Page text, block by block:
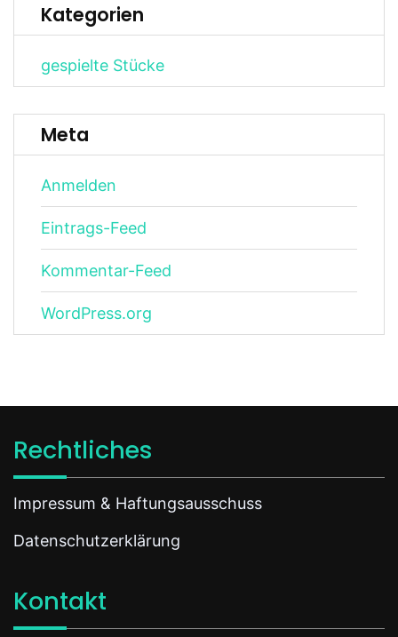
Kategorien
gespielte Stücke
Meta
Anmelden
Eintrags-Feed
Kommentar-Feed
WordPress.org
Rechtliches
Impressum & Haftungsausschuss
Datenschutzerklärung
Kontakt